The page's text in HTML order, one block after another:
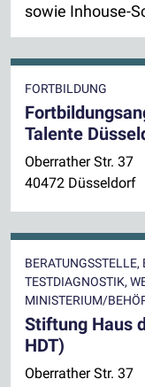
sowie Inhouse-
FORTBILDUNG
Talente
Oberrather Str. 37
40472 Düsseldorf
TESTDIAGNOSTIK,
MINISTERIUM/
Stiftung Haus
HDT)
Oberrather Str. 37